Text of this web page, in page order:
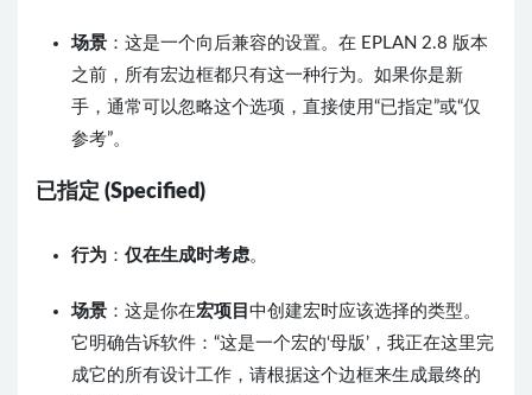
场景 ：这是一个向后兼容的设置。在 EPLAN 2.8 版本
之前，所有宏边框都只有这一种行为。如果你是新
手，通常可以忽略这个选项，直接使用“已指定”或“仅
参考”。
已指定 (Specified)
行为 ： 仅在生成时考虑。
场景 ：这是你在宏项目 中创建宏时应该选择的类型。
它明确告诉软件：“这是一个宏的‘母版’，我正在这里完
成它的所有设计工作，请根据这个边框来生成最终的